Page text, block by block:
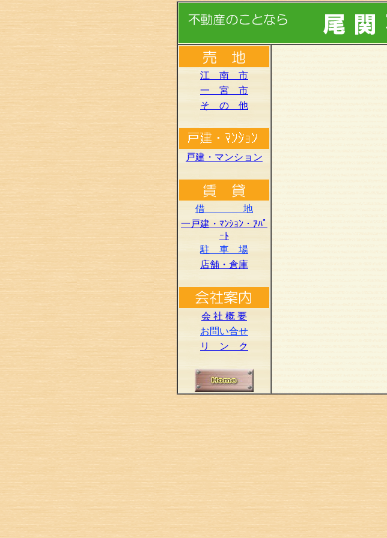
江 南 市
一 宮 市
そ の 他
戸建・マンション
借 地
一戸建・ﾏﾝｼｮﾝ・ｱﾊﾟ
ｰﾄ
駐 車 場
店舗・倉庫
会 社 概 要
お問い合せ
リ ン ク